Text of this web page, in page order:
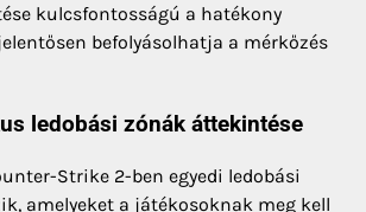
kulcsfontosságú a hatékony
befolyásolhatja a mérkőzés
ledobási zónák áttekintése
Strike 2-ben egyedi ledobási
amelyeket a játékosoknak meg kell